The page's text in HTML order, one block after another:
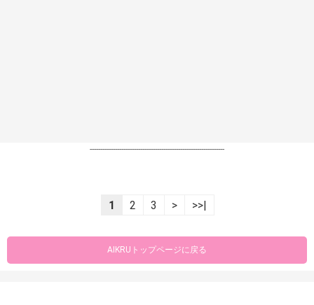
----------------------------------------------------------------
1 2 3 > >>|
AIKRUトップページに戻る